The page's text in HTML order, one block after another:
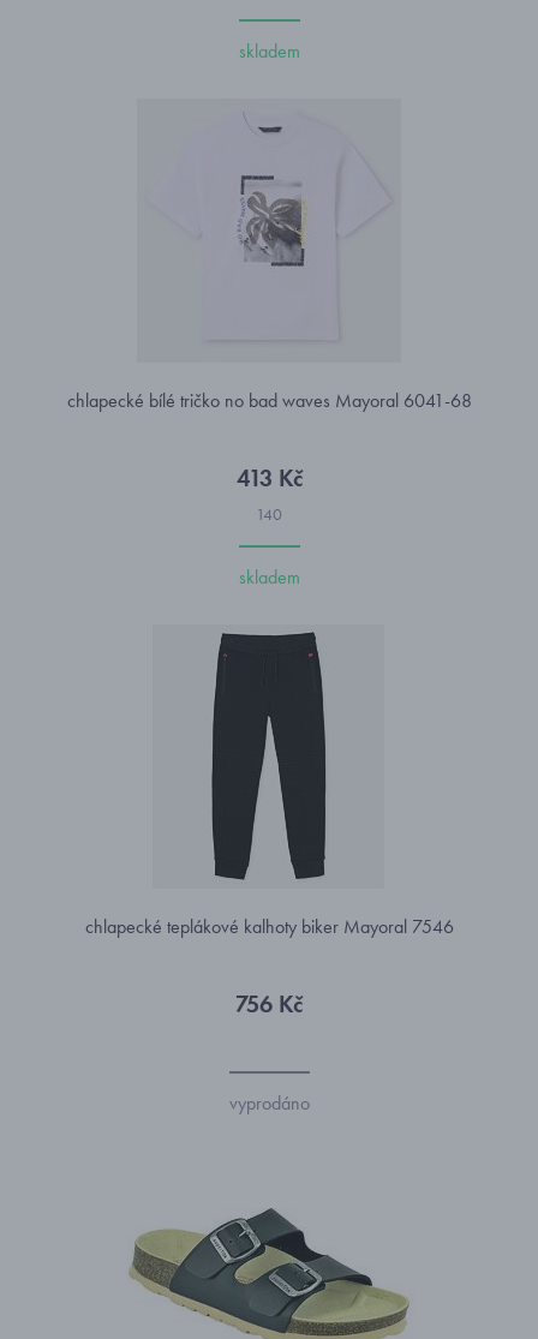
skladem
chlapecké bílé tričko no bad waves Mayoral 6041-68
413 Kč
140
skladem
chlapecké teplákové kalhoty biker Mayoral 7546
756 Kč
vyprodáno